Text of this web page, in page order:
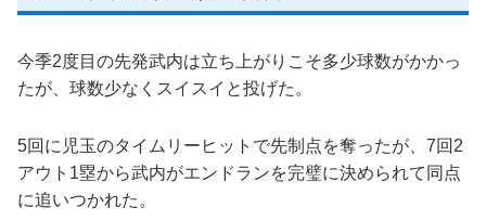
今季2度目の先発武内は立ち上がりこそ多少球数がかかっ
たが、球数少なくスイスイと投げた。
5回に児玉のタイムリーヒットで先制点を奪ったが、7回2
アウト1塁から武内がエンドランを完璧に決められて同点
に追いつかれた。